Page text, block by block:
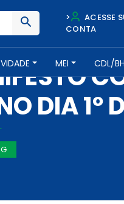
>
ACESSE
CONTA
MEI CDL/BH
DE 2017
DIA 1º